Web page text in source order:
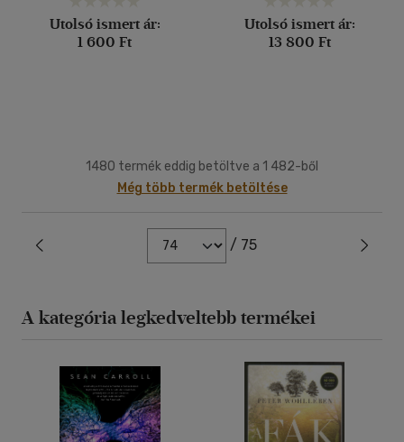
Utolsó ismert ár:
1 600 Ft
Utolsó ismert ár:
13 800 Ft
1480 termék eddig betöltve a 1 482-ből
Még több termék betöltése
/ 75
A kategória legkedveltebb termékei